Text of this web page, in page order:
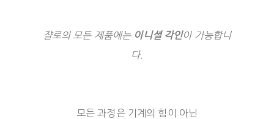
쟐로의 모든 제품에는 이니셜 각인이 가능합니
다.
모든 과정은 기계의 힘이 아닌